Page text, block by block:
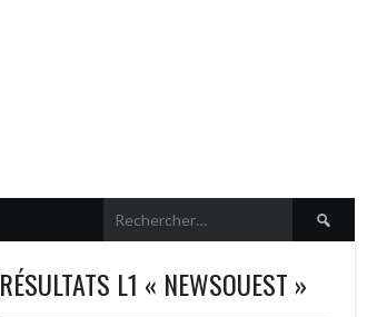
Rechercher :
RÉSULTATS L1 « NEWSOUEST »